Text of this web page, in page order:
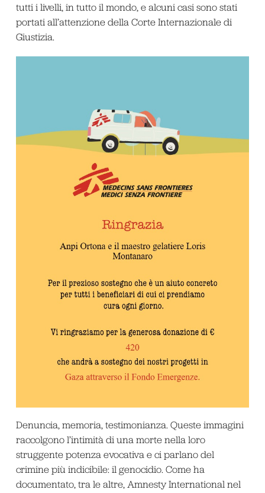
tutti i livelli, in tutto il mondo, e alcuni casi sono stati
portati all’attenzione della Corte Internazionale di
Giustizia.
Denuncia, memoria, testimonianza. Queste immagini
raccolgono l’intimità di una morte nella loro
struggente potenza evocativa e ci parlano del
crimine più indicibile: il genocidio. Come ha
documentato, tra le altre, Amnesty International nel